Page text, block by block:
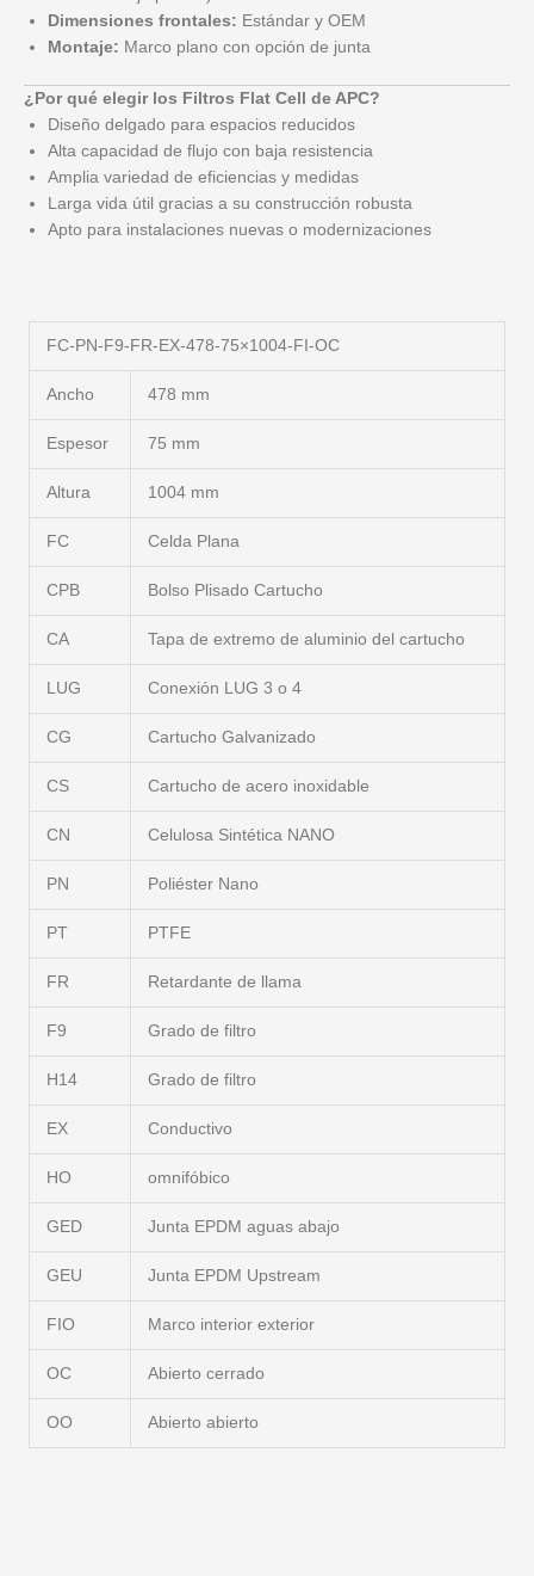
Dimensiones frontales: Estándar y OEM
Montaje: Marco plano con opción de junta
¿Por qué elegir los Filtros Flat Cell de APC?
Diseño delgado para espacios reducidos
Alta capacidad de flujo con baja resistencia
Amplia variedad de eficiencias y medidas
Larga vida útil gracias a su construcción robusta
Apto para instalaciones nuevas o modernizaciones
FC-PN-F9-FR-EX-478-75×1004-FI-OC
Ancho 478 mm
Espesor 75 mm
Altura 1004 mm
FC Celda Plana
CPB Bolso Plisado Cartucho
CA Tapa de extremo de aluminio del cartucho
LUG Conexión LUG 3 o 4
CG Cartucho Galvanizado
CS Cartucho de acero inoxidable
CN Celulosa Sintética NANO
PN Poliéster Nano
PT PTFE
FR Retardante de llama
F9 Grado de filtro
H14 Grado de filtro
EX Conductivo
HO omnifóbico
GED Junta EPDM aguas abajo
GEU Junta EPDM Upstream
FIO Marco interior exterior
OC Abierto cerrado
OO Abierto abierto